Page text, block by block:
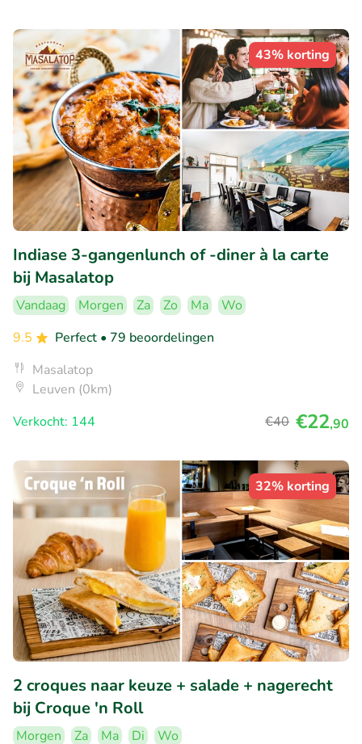
43% korting
Indiase 3-gangenlunch of -diner à la carte
bij Masalatop
Vandaag Morgen Za Zo Ma
Wo
9.5
Perfect • 79 beoordelingen
Masalatop
Leuven (0km)
Verkocht: 144
€40 €22,90
32% korting
2 croques naar keuze + salade + nagerecht
bij Croque 'n Roll
Morgen Za Ma Di Wo